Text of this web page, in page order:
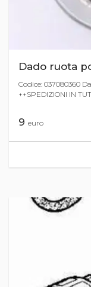
Dado ruota
Codice: 037080360
++SPEDIZIONI IN
9 euro